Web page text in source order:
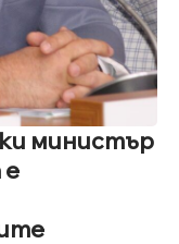
министър
е